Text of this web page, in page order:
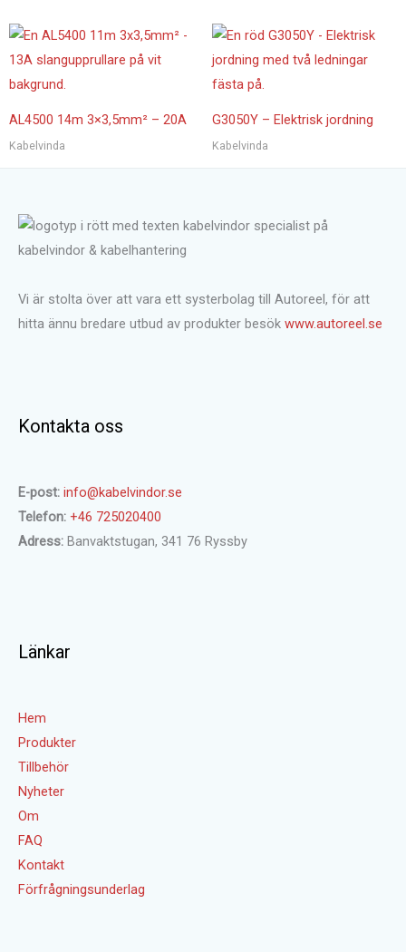
AL4500 14m 3×3,5mm² – 20A
Kabelvinda
G3050Y – Elektrisk jordning
Kabelvinda
Vi är stolta över att vara ett systerbolag till Autoreel, för att
hitta ännu bredare utbud av produkter besök www.autoreel.se
Kontakta oss
E-post: info@kabelvindor.se
Telefon: +46 725020400
Adress: Banvaktstugan, 341 76 Ryssby
Länkar
Hem
Produkter
Tillbehör
Nyheter
Om
FAQ
Kontakt
Förfrågningsunderlag